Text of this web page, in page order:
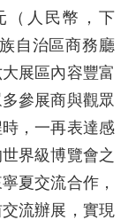
（人民幣，下
自治區商務廳
展區內容豐富
參展商與觀眾
，一再表達感
界級博覽會之
夏交流合作，
流辦展，實現